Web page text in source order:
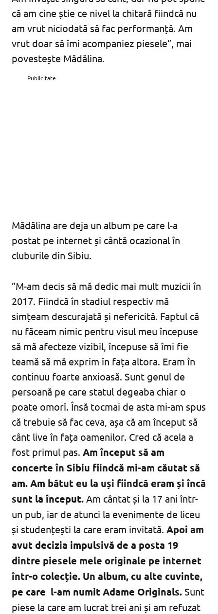
că am cine știe ce nivel la chitară fiindcă nu
am vrut niciodată să fac performanță. Am
vrut doar să îmi acompaniez piesele”, mai
povestește Mădălina.
Publicitate
Mădălina are deja un album pe care l-a
postat pe internet și cântă ocazional în
cluburile din Sibiu.
”M-am decis să mă dedic mai mult muzicii în
2017. Fiindcă în stadiul respectiv mă
simțeam descurajată și nefericită. Faptul că
nu făceam nimic pentru visul meu începuse
să mă afecteze vizibil, începuse să îmi fie
teamă să mă exprim în fața altora. Eram în
continuu foarte anxioasă. Sunt genul de
persoană pe care statul degeaba chiar o
poate omorî. Însă tocmai de asta mi-am spus
că trebuie să fac ceva, așa că am început să
cânt live în fața oamenilor. Cred că acela a
fost primul pas. Am început să am
concerte în Sibiu fiindcă mi-am căutat să
am. Am bătut eu la uși fiindcă eram și încă
sunt la început. Am cântat și la 17 ani într-
un pub, iar de atunci la evenimente de liceu
și studențești la care eram invitată. Apoi am
avut decizia impulsivă de a posta 19
dintre piesele mele originale pe internet
într-o colecție. Un album, cu alte cuvinte,
pe care l-am numit Adame Originals. Sunt
piese la care am lucrat trei ani și am refuzat